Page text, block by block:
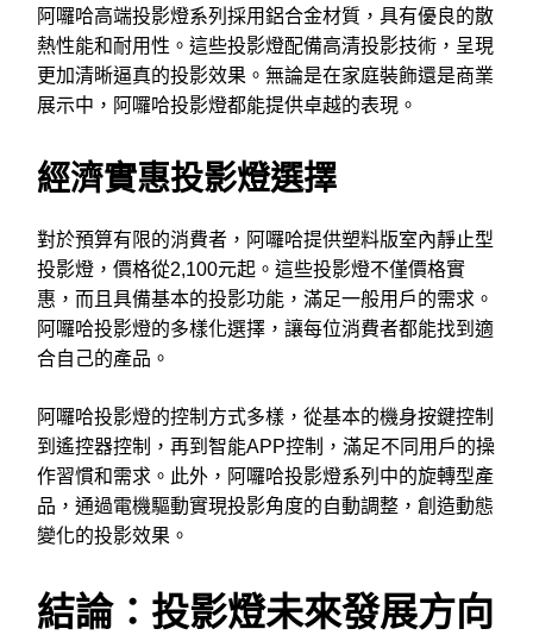
阿囉哈高端投影燈系列採用鋁合金材質，具有優良的散
熱性能和耐用性。這些投影燈配備高清投影技術，呈現
更加清晰逼真的投影效果。無論是在家庭裝飾還是商業
展示中，阿囉哈投影燈都能提供卓越的表現。
經濟實惠投影燈選擇
對於預算有限的消費者，阿囉哈提供塑料版室內靜止型
投影燈，價格從2,100元起。這些投影燈不僅價格實
惠，而且具備基本的投影功能，滿足一般用戶的需求。
阿囉哈投影燈的多樣化選擇，讓每位消費者都能找到適
合自己的產品。
阿囉哈投影燈的控制方式多樣，從基本的機身按鍵控制
到遙控器控制，再到智能APP控制，滿足不同用戶的操
作習慣和需求。此外，阿囉哈投影燈系列中的旋轉型產
品，通過電機驅動實現投影角度的自動調整，創造動態
變化的投影效果。
結論：投影燈未來發展方向